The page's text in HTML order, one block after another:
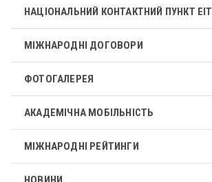
НАЦІОНАЛЬНИЙ КОНТАКТНИЙ ПУНКТ ЕІТ
МІЖНАРОДНІ ДОГОВОРИ
ФОТОГАЛЕРЕЯ
АКАДЕМІЧНА МОБІЛЬНІСТЬ
МІЖНАРОДНІ РЕЙТИНГИ